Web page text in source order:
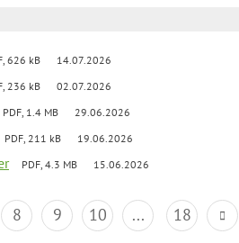
626 kB 14.07.2026
236 kB 02.07.2026
PDF, 1.4 MB 29.06.2026
PDF, 211 kB 19.06.2026
PDF, 4.3 MB 15.06.2026
8 9 10 ... 18